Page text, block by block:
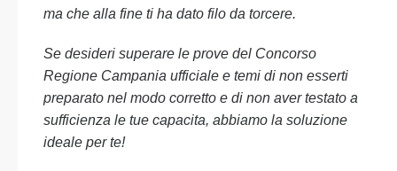
ma che alla fine ti ha dato filo da torcere.
Se desideri superare le prove del Concorso
Regione Campania ufficiale e temi di non esserti
preparato nel modo corretto e di non aver testato a
sufficienza le tue capacita, abbiamo la soluzione
ideale per te!